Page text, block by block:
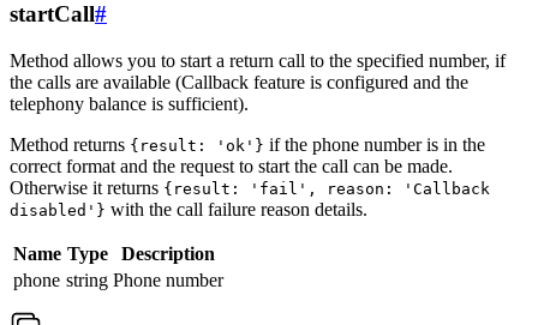
startCall#
Method allows you to start a return call to the specified number, if
the calls are available (Callback feature is configured and the
telephony balance is sufficient).
Method returns {result: 'ok'} if the phone number is in the
correct format and the request to start the call can be made.
Otherwise it returns {result: 'fail', reason: 'Callback
disabled'} with the call failure reason details.
Name Type
Description
phone string Phone number